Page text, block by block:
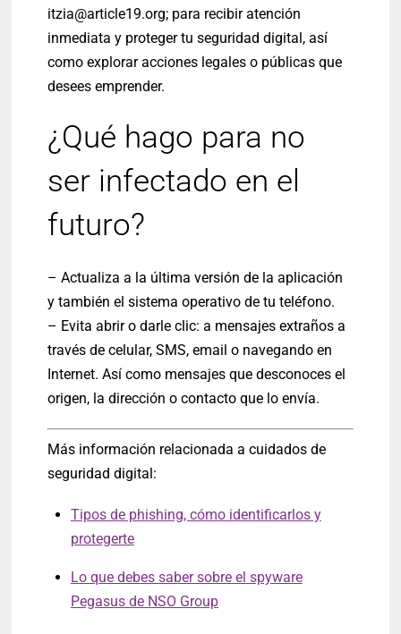
itzia@article19.org; para recibir atención
inmediata y proteger tu seguridad digital, así
como explorar acciones legales o públicas que
desees emprender.
¿Qué hago para no
ser infectado en el
futuro?
– Actualiza a la última versión de la aplicación
y también el sistema operativo de tu teléfono.
– Evita abrir o darle clic: a mensajes extraños a
través de celular, SMS, email o navegando en
Internet. Así como mensajes que desconoces el
origen, la dirección o contacto que lo envía.
Más información relacionada a cuidados de
seguridad digital:
Tipos de phishing, cómo identificarlos y
protegerte
Lo que debes saber sobre el spyware
Pegasus de NSO Group